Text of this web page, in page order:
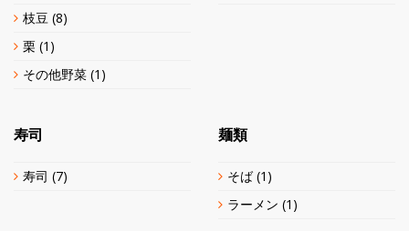
枝豆 (8)
栗 (1)
その他野菜 (1)
寿司
寿司 (7)
麺類
そば(1)
ラーメン (1)